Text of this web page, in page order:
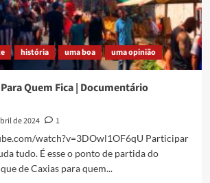
história uma boa uma opinião
Quem Fica | Documentário
de 2024
1
watch?v=3DOwl1OF6qU Participar
tudo. É esse o ponto de partida do
de Caxias para quem...